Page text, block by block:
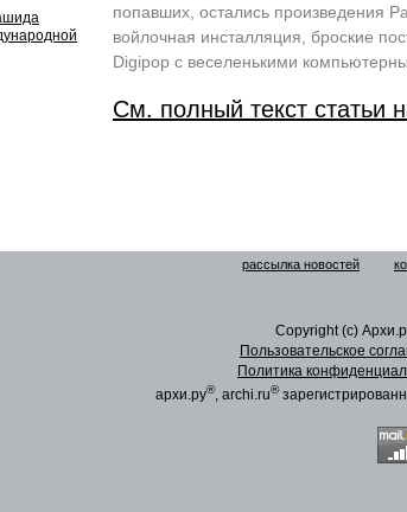
попавших, остались произведения
войлочная инсталляция, броские
Digipop с веселенькими
См. полный текст статьи
рассылка новостей
Copyright (c)
Пользовательское
Политика
архи.ру®, archi.ru®